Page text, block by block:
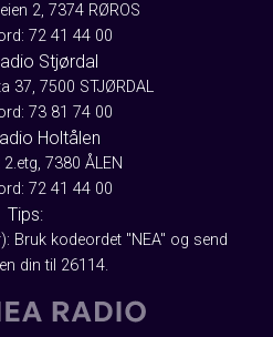
2, 7374 RØROS
72 41 44 00
Stjørdal
37, 7500 STJØRDAL
73 81 74 00
Holtålen
7380 ÅLEN
72 41 44 00
Tips:
Bruk kodeordet "NEA" og send
din til 26114.